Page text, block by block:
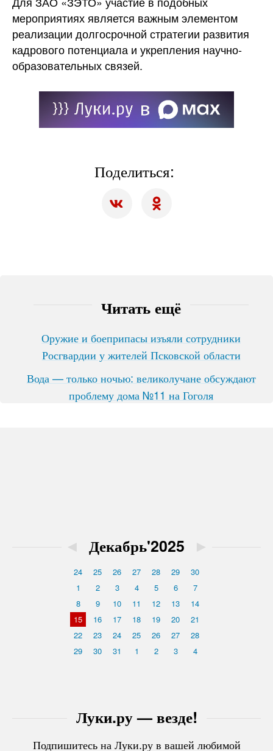
мероприятиях является важным элементом
реализации долгосрочной стратегии развития
кадрового потенциала и укрепления научно-
образовательных связей.
Поделиться:
Читать ещё
Оружие и боеприпасы изъяли сотрудники
Росгвардии у жителей Псковской области
Вода — только ночью: великолучане обсуждают
проблему дома №11 на Гоголя
Луки.ру — везде!
Подпишитесь на Луки.ру в вашей любимой
◄ Декабрь'2025 ►
24 25 26 27 28 29
30
1
2 3 4 5 6
7
8
9 10 11 12 13
14
15
16 17 18 19 20
21
22
23 24 25 26 27
28
29
30 31 1 2 3 4